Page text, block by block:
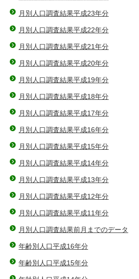
月別人口調査結果平成23年分
月別人口調査結果平成22年分
月別人口調査結果平成21年分
月別人口調査結果平成20年分
月別人口調査結果平成19年分
月別人口調査結果平成18年分
月別人口調査結果平成17年分
月別人口調査結果平成16年分
月別人口調査結果平成15年分
月別人口調査結果平成14年分
月別人口調査結果平成13年分
月別人口調査結果平成12年分
月別人口調査結果平成11年分
月別人口調査結果前月までのデータ
年齢別人口平成16年分
年齢別人口平成15年分